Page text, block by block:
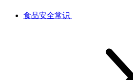
食品安全常识